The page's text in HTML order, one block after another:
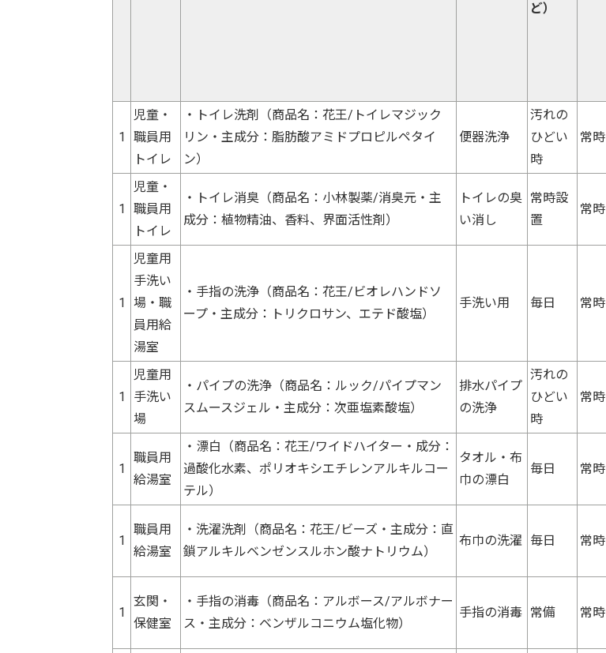
ど）
1
児童・
職員用
トイレ
・トイレ洗剤（商品名：花王/トイレマジック
リン・主成分：脂肪酸アミドプロピルペタイ
ン）
便器洗浄
汚れの
ひどい
時
常時
1
児童・
職員用
トイレ
・トイレ消臭（商品名：小林製薬/消臭元・主
成分：植物精油、香料、界面活性剤）
トイレの臭
い消し
常時設
置
常時
1
児童用
手洗い
場・職
員用給
湯室
・手指の洗浄（商品名：花王/ビオレハンドソ
ープ・主成分：トリクロサン、エテド酸塩）
手洗い用 毎日 常時
1
児童用
手洗い
場
・パイプの洗浄（商品名：ルック/パイプマン
スムースジェル・主成分：次亜塩素酸塩）
排水パイプ
の洗浄
汚れの
ひどい
時
常時
1
職員用
給湯室
・漂白（商品名：花王/ワイドハイター・成分：
過酸化水素、ポリオキシエチレンアルキルコー
テル）
タオル・布
巾の漂白
毎日 常時
1
職員用
給湯室
・洗濯洗剤（商品名：花王/ビーズ・主成分：直
鎖アルキルベンゼンスルホン酸ナトリウム）
布巾の洗濯 毎日 常時
1
玄関・
保健室
・手指の消毒（商品名：アルボース/アルボナー
ス・主成分：ベンザルコニウム塩化物）
手指の消毒 常備 常時